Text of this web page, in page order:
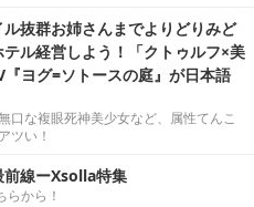
抜群お姉さんまでよりどりみど
テル経営しよう！「クトゥルフ×美
ヨグ=ソトースの庭』が日本語
口な複眼死神美少女など、属性てんこ
ツい！
前線ーXsolla特集
から！